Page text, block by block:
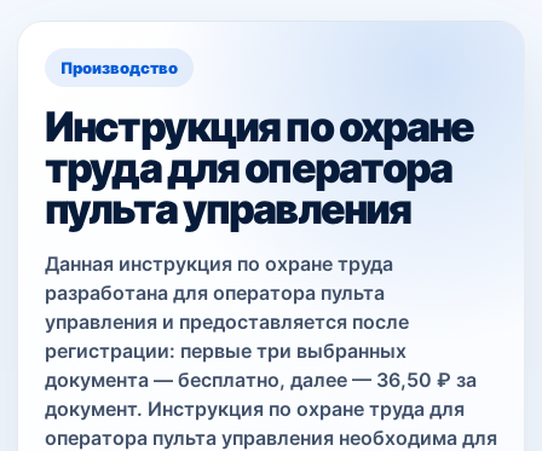
Производство
Инструкция по охране
труда для оператора
пульта управления
Данная инструкция по охране труда
разработана для оператора пульта
управления и предоставляется после
регистрации: первые три выбранных
документа — бесплатно, далее — 36,50 ₽ за
документ. Инструкция по охране труда для
оператора пульта управления необходима для